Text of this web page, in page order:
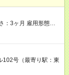
：3ヶ月 雇用形態、
号（最寄り駅：東